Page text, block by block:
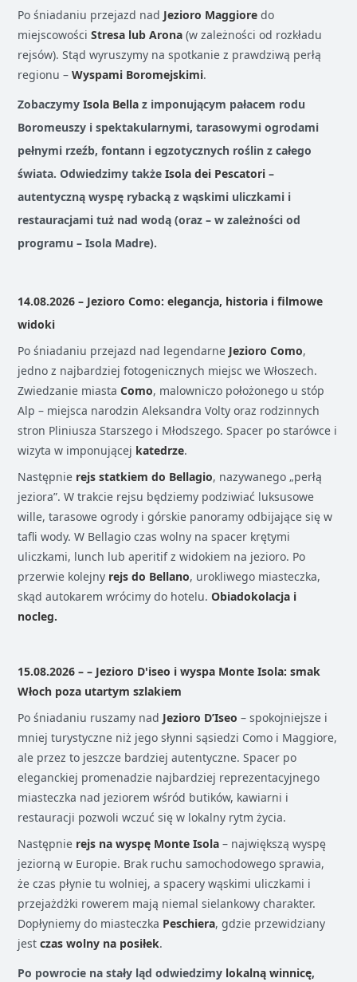
Po śniadaniu przejazd nad Jezioro Maggiore do
miejscowościStresa lub Arona (w zależności od rozkładu
rejsów). Stąd wyruszymy na spotkanie z prawdziwą perłą
regionu –Wyspami Boromejskimi.
ZobaczymyIsola Bella z imponującym pałacem rodu
Boromeuszy i spektakularnymi, tarasowymi ogrodami
pełnymi rzeźb, fontann i egzotycznych roślin z całego
świata. Odwiedzimy takżeIsola dei Pescatori –
autentyczną wyspę rybacką z wąskimi uliczkami i
restauracjami tuż nad wodą (oraz – w zależności od
programu – Isola Madre).
14.08.2026 – Jezioro Como: elegancja, historia i filmowe
widoki
Po śniadaniu przejazd nad legendarne Jezioro Como,
jedno z najbardziej fotogenicznych miejsc we Włoszech.
Zwiedzanie miastaComo, malowniczo położonego u stóp
Alp – miejsca narodzin Aleksandra Volty oraz rodzinnych
stron Pliniusza Starszego i Młodszego. Spacer po starówce i
wizyta w imponującej katedrze.
Następnie rejs statkiem do Bellagio, nazywanego „perłą
jeziora”. W trakcie rejsu będziemy podziwiać luksusowe
wille, tarasowe ogrody i górskie panoramy odbijające się w
tafli wody. W Bellagio czas wolny na spacer krętymi
uliczkami, lunch lub aperitif z widokiem na jezioro. Po
przerwie kolejny rejs do Bellano, urokliwego miasteczka,
skąd autokarem wrócimy do hotelu.Obiadokolacja i
nocleg.
15.08.2026 – – Jezioro D'iseo i wyspa Monte Isola: smak
Włoch poza utartym szlakiem
Po śniadaniu ruszamy nad Jezioro D’Iseo – spokojniejsze i
mniej turystyczne niż jego słynni sąsiedzi Como i Maggiore,
ale przez to jeszcze bardziej autentyczne. Spacer po
eleganckiej promenadzie najbardziej reprezentacyjnego
miasteczka nad jeziorem wśród butików, kawiarni i
restauracji pozwoli wczuć się w lokalny rytm życia.
Następnie rejs na wyspę Monte Isola – największą wyspę
jeziorną w Europie. Brak ruchu samochodowego sprawia,
że czas płynie tu wolniej, a spacery wąskimi uliczkami i
przejażdżki rowerem mają niemal sielankowy charakter.
Dopłyniemy do miasteczka Peschiera, gdzie przewidziany
jestczas wolny na posiłek.
Po powrocie na stały ląd odwiedzimy lokalną winnicę,